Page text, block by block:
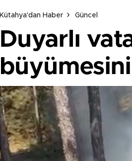
Kütahya'dan Haber Güncel
Duyarlı